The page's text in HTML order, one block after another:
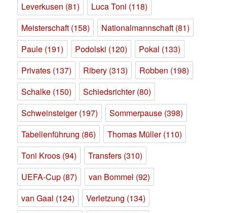
Leverkusen (81) Luca Toni (118)
Meisterschaft (158) Nationalmannschaft (81)
Paule (191) Podolski (120) Pokal (133)
Privates (137) Ribery (313) Robben (198)
Schalke (150) Schiedsrichter(80)
Schweinsteiger(197) Sommerpause (398)
Tabellenführung (86) Thomas Müller(110)
Toni Kroos (94) Transfers (310)
UEFA-Cup (87) van Bommel (92)
van Gaal (124) Verletzung (134)